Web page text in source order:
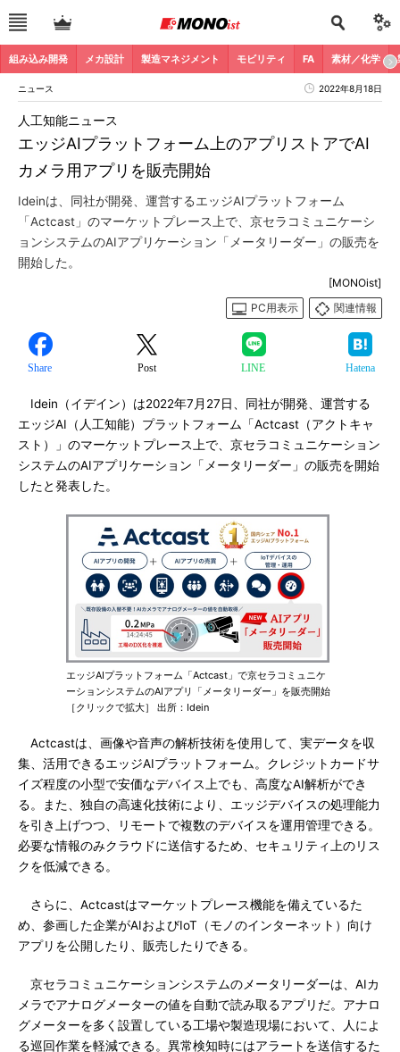
組み込み開発 メカ設計 製造マネジメント モビリティ FA 素材／化学
ニュース 2022年8月18日
エッジAIプラットフォーム上のアプリストアでAI
カメラ用アプリを販売開始
人工知能ニュース
Ideinは、同社が開発、運営するエッジAIプラットフォーム
「Actcast」のマーケットプレース上で、京セラコミュニケーシ
ョンシステムのAIアプリケーション「メータリーダー」の販売を
開始した。
[MONOist]
PC用表示
関連情報
Share Post LINE Hatena
Idein（イデイン）は2022年7月27日、同社が開発、運営する
エッジAI（人工知能）プラットフォーム「Actcast（アクトキャ
スト）」のマーケットプレース上で、京セラコミュニケーション
システムのAIアプリケーション「メータリーダー」の販売を開始
したと発表した。
エッジAIプラットフォーム「Actcast」で京セラコミュニケ
ーションシステムのAIアプリ「メータリーダー」を販売開始
［クリックで拡大］ 出所：Idein
Actcastは、画像や音声の解析技術を使用して、実データを収
集、活用できるエッジAIプラットフォーム。クレジットカードサ
イズ程度の小型で安価なデバイス上でも、高度なAI解析ができ
る。また、独自の高速化技術により、エッジデバイスの処理能力
を引き上げつつ、リモートで複数のデバイスを運用管理できる。
必要な情報のみクラウドに送信するため、セキュリティ上のリス
クを低減できる。
さらに、Actcastはマーケットプレース機能を備えているた
め、参画した企業がAIおよびIoT（モノのインターネット）向け
アプリを公開したり、販売したりできる。
京セラコミュニケーションシステムのメータリーダーは、AIカ
メラでアナログメーターの値を自動で読み取るアプリだ。アナロ
グメーターを多く設置している工場や製造現場において、人によ
る巡回作業を軽減できる。異常検知時にはアラートを送信するた